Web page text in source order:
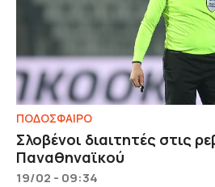
ΠΟΔΟΣΦΑΙΡΟ
Σλοβένοι διαιτητές στις
Παναθηναϊκού
19/02 - 09:34